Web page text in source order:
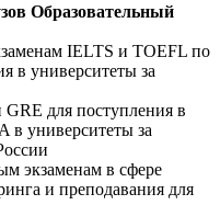
Образовательный
IELTS и TOEFL по
в университеты за
для поступления в
в университеты за
экзаменам в сфере
и преподавания для